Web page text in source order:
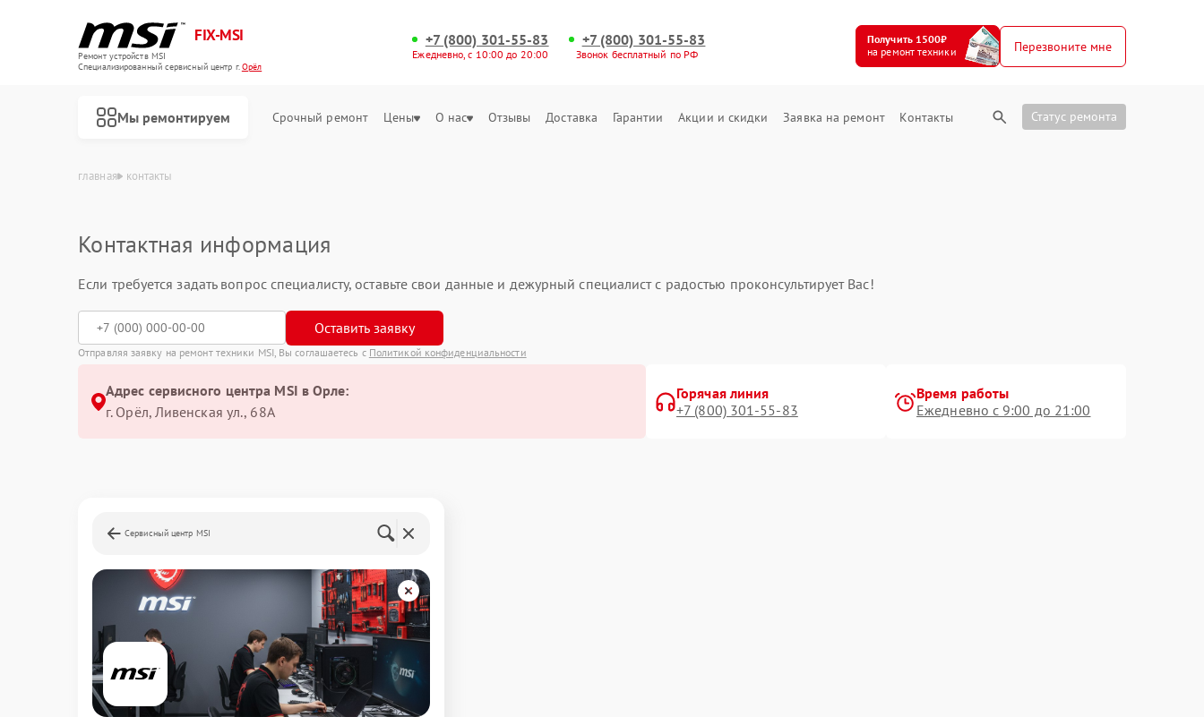
FIX-MSI
Ремонт устройств MSI
Специализированный cервисный центр г.Орёл
+7 (800) 301-55-83
Ежедневно, с 10:00 до 20:00
+7 (800) 301-55-83
Звонок бесплатный по РФ
Получить 1500₽
на ремонт техники
Перезвоните мне
Мы ремонтируем Срочный ремонт Цены О нас Отзывы Доставка Гарантии Акции и скидки Заявка на ремонт Контакты Статус ремонта
главная контакты
Контактная информация
Если требуется задать вопрос специалисту, оставьте свои данные и дежурный специалист с радостью проконсультирует Вас!
Оставить заявку
Отправляя заявку на ремонт техники MSI, Вы соглашаетесь с Политикой конфиденциальности
Адрес сервисного центра MSI в Орле:
г. Орёл, Ливенская ул., 68А
Горячая линия
+7 (800) 301-55-83
Время работы
Ежедневно с 9:00 до 21:00
Сервисный центр MSI